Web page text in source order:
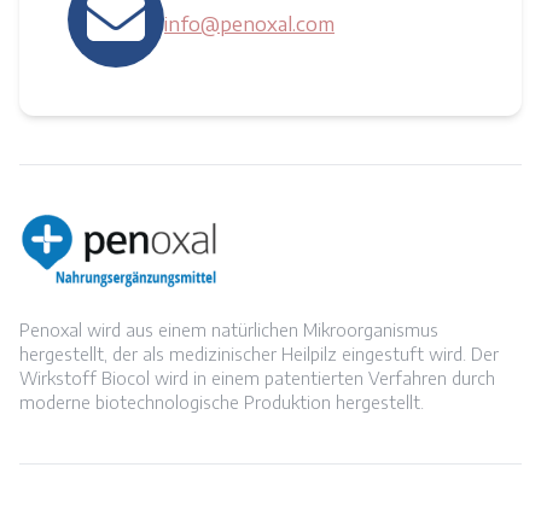
info@penoxal.com
Penoxal wird aus einem natürlichen Mikroorganismus
hergestellt, der als medizinischer Heilpilz eingestuft wird. Der
Wirkstoff Biocol wird in einem patentierten Verfahren durch
moderne biotechnologische Produktion hergestellt.